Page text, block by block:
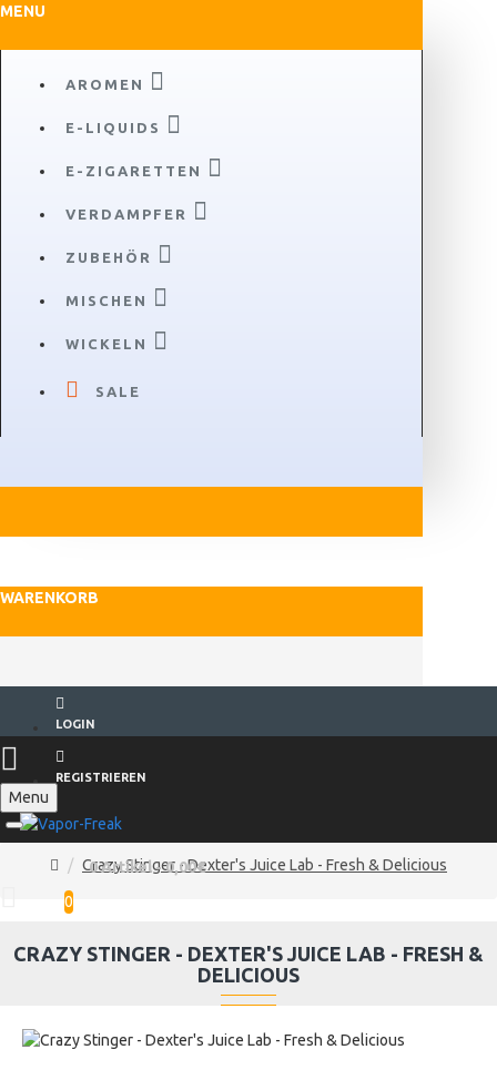
MENU
AROMEN
E-LIQUIDS
E-ZIGARETTEN
VERDAMPFER
ZUBEHÖR
MISCHEN
WICKELN
SALE
WARENKORB
LOGIN
REGISTRIEREN
Menu
0 Artikel - 0,00€
0
Crazy Stinger - Dexter's Juice Lab - Fresh & Delicious
CRAZY STINGER - DEXTER'S JUICE LAB - FRESH &
DELICIOUS